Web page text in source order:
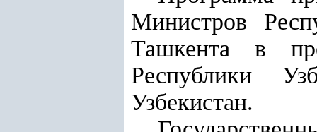
Министров
Ташкента в
Республики
Узбекистан.